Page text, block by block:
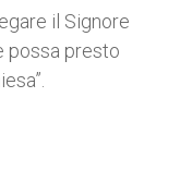
il Signore
possa presto